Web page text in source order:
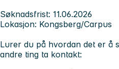
Søknadsfrist: 11.06.2026
Lokasjon: Kongsberg/Carpus
Lurer du på hvordan det er å
andre ting ta kontakt: